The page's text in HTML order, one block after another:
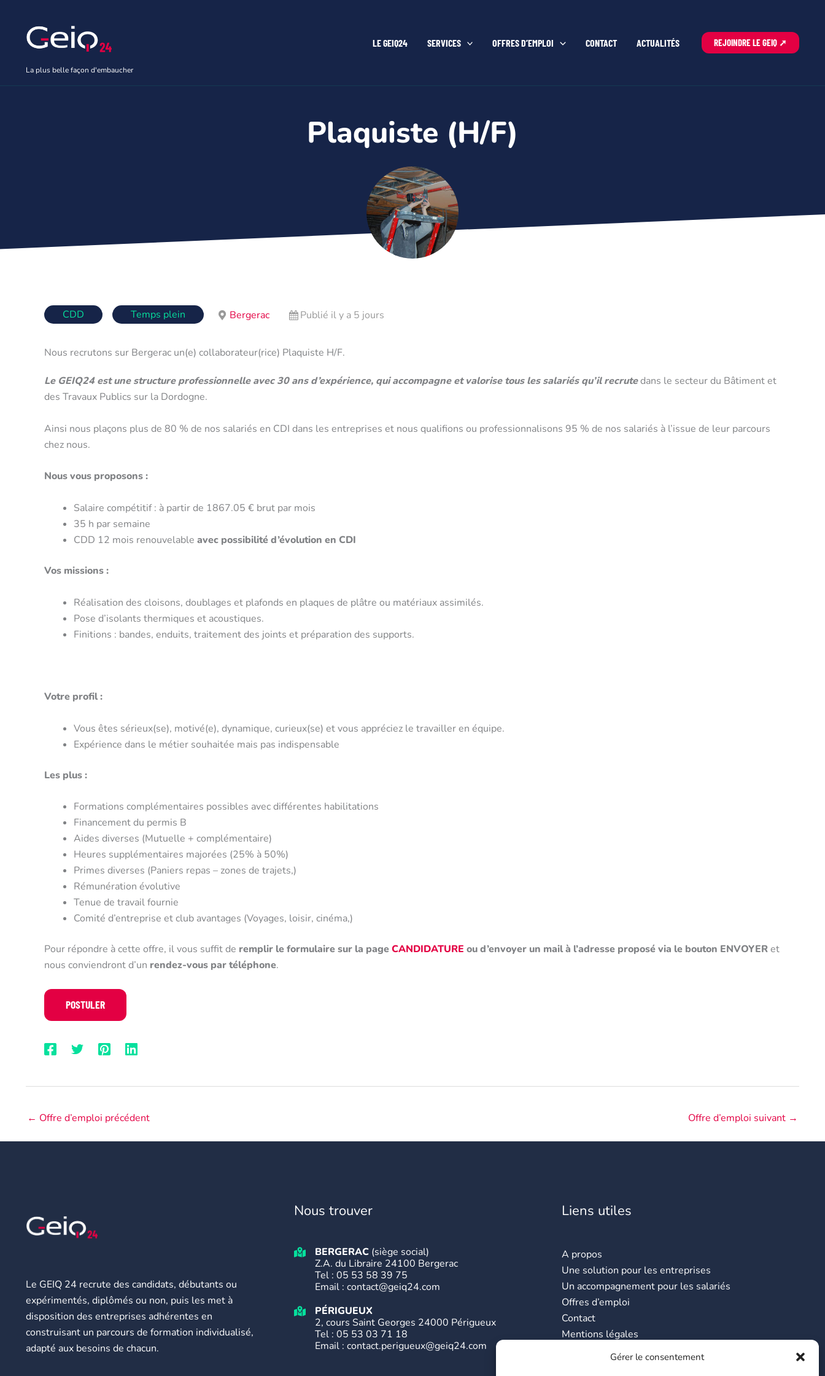
Gérer le consentement
contenu
La plus belle façon d'embaucher
LE GEIQ24 SERVICES OFFRES D’EMPLOI CONTACT ACTUALITÉS REJOINDRE LE GEIQ ➚
Plaquiste (H/F)
CDD Temps plein Bergerac Publié il y a 5 jours
Nous recrutons sur Bergerac un(e) collaborateur(rice) Plaquiste H/F.
Le GEIQ24 est une structure professionnelle avec 30 ans d’expérience, qui accompagne et valorise tous les salariés qu’il recrutedans le secteur du Bâtiment et
des Travaux Publics sur la Dordogne.
Ainsi nous plaçons plus de 80 % de nos salariés en CDI dans les entreprises et nous qualifions ou professionnalisons 95 % de nos salariés à l’issue de leur parcours
chez nous.
Nous vous proposons :
Salaire compétitif : à partir de 1867.05 € brut par mois
35 h par semaine
CDD 12 mois renouvelable avec possibilité d’évolution en CDI
Vos missions :
Réalisation des cloisons, doublages et plafonds en plaques de plâtre ou matériaux assimilés.
Pose d’isolants thermiques et acoustiques.
Finitions : bandes, enduits, traitement des joints et préparation des supports.
Votre profil :
Vous êtes sérieux(se), motivé(e), dynamique, curieux(se) et vous appréciez le travailler en équipe.
Expérience dans le métier souhaitée mais pas indispensable
Les plus :
Formations complémentaires possibles avec différentes habilitations
Financement du permis B
Aides diverses (Mutuelle + complémentaire)
Heures supplémentaires majorées (25% à 50%)
Primes diverses (Paniers repas – zones de trajets,)
Rémunération évolutive
Tenue de travail fournie
Comité d’entreprise et club avantages (Voyages, loisir, cinéma,)
Pour répondre à cette offre, il vous suffit de remplir le formulaire sur la pageCANDIDATURE ou d’envoyer un mail à l’adresse proposé via le bouton ENVOYERet
nous conviendront d’un rendez-vous par téléphone.
← Offre d’emploi précédent Offre d’emploi suivant →
Le GEIQ 24 recrute des candidats, débutants ou
expérimentés, diplômés ou non, puis les met à
disposition des entreprises adhérentes en
construisant un parcours de formation individualisé,
adapté aux besoins de chacun.
Nous trouver
BERGERAC(siège social)
Z.A. du Libraire 24100 Bergerac
Tel : 05 53 58 39 75
Email : contact@geiq24.com
PÉRIGUEUX
2, cours Saint Georges 24000 Périgueux
Tel : 05 53 03 71 18
Email : contact.perigueux@geiq24.com
Liens utiles
A propos
Une solution pour les entreprises
Un accompagnement pour les salariés
Offres d’emploi
Contact
Mentions légales